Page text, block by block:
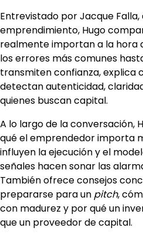
Entrevistado por Jacque
emprendimiento, Hugo
realmente importan a la hora
los errores más comunes
transmiten confianza, explica
detectan autenticidad,
quienes buscan capital.
A lo largo de la conversación,
qué el emprendedor importa
influyen la ejecución y el
señales hacen sonar las
También ofrece consejos
prepararse para un pitch,
con madurez y por qué un
que un proveedor de capital.